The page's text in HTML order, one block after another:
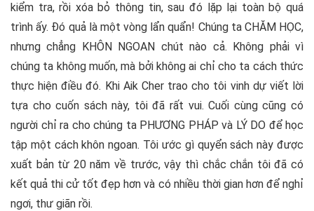
kiểm tra, rồi xóa bỏ thông tin, sau đó lặp lại toàn bộ quá
trình ấy. Đó quả là một vòng lẩn quẩn! Chúng ta CHĂM HỌC,
nhưng chẳng KHÔN NGOAN chút nào cả. Không phải vì
chúng ta không muốn, mà bởi không ai chỉ cho ta cách thức
thực hiện điều đó. Khi Aik Cher trao cho tôi vinh dự viết lời
tựa cho cuốn sách này, tôi đã rất vui. Cuối cùng cũng có
người chỉ ra cho chúng ta PHƯƠNG PHÁP và LÝ DO để học
tập một cách khôn ngoan. Tôi ước gì quyển sách này được
xuất bản từ 20 năm về trước, vậy thì chắc chắn tôi đã có
kết quả thi cử tốt đẹp hơn và có nhiều thời gian hơn để nghỉ
ngơi, thư giãn rồi.